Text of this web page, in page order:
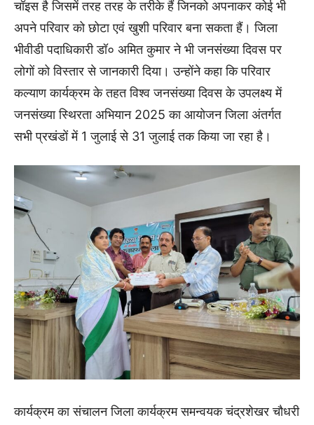
चॉइस है जिसमें तरह तरह के तरीके हैं जिनको अपनाकर कोई भी
अपने परिवार को छोटा एवं खुशी परिवार बना सकता हैं। जिला
भीवीडी पदाधिकारी डॉ० अमित कुमार ने भी जनसंख्या दिवस पर
लोगों को विस्तार से जानकारी दिया। उन्होंने कहा कि परिवार
कल्याण कार्यक्रम के तहत विश्व जनसंख्या दिवस के उपलक्ष्य में
जनसंख्या स्थिरता अभियान 2025 का आयोजन जिला अंतर्गत
सभी प्रखंडों में 1 जुलाई से 31 जुलाई तक किया जा रहा है।
कार्यक्रम का संचालन जिला कार्यक्रम समन्वयक चंद्रशेखर चौधरी